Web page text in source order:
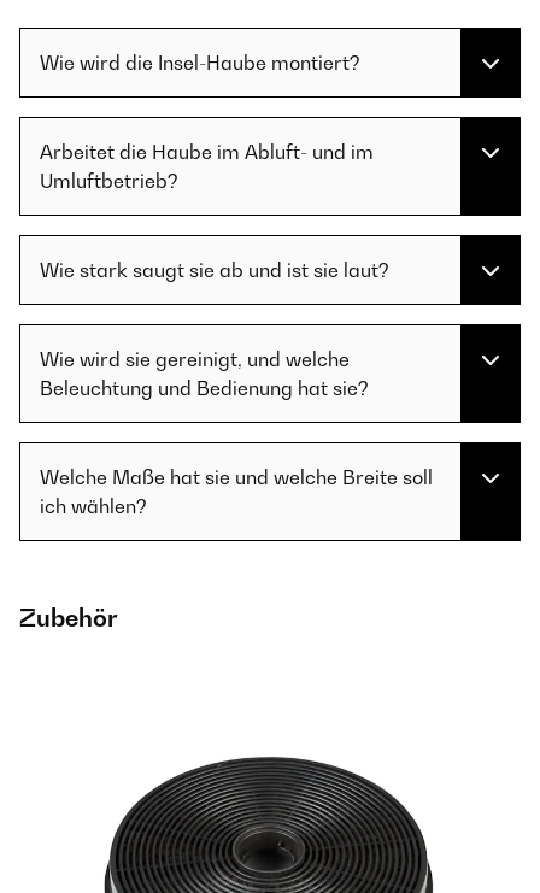
Wie wird die Insel-Haube montiert?
Arbeitet die Haube im Abluft- und im
Umluftbetrieb?
Wie stark saugt sie ab und ist sie laut?
Wie wird sie gereinigt, und welche
Beleuchtung und Bedienung hat sie?
Welche Maße hat sie und welche Breite soll
ich wählen?
Zubehör